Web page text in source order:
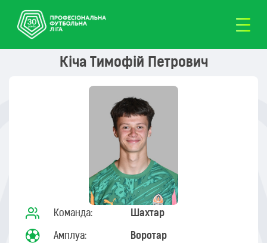
Кіча Тимофій Петрович
Команда: Шахтар
Амплуа: Воротар